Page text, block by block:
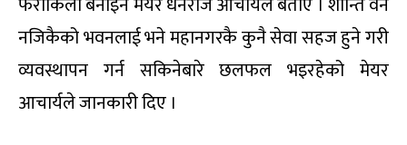
नजिकैको भवनलाई भने महानगरकै कुनै सेवा सहज हुने गरी
व्यवस्थापन गर्न सकिनेबारे छलफल भइरहेको मेयर
आचार्यले जानकारी दिए ।